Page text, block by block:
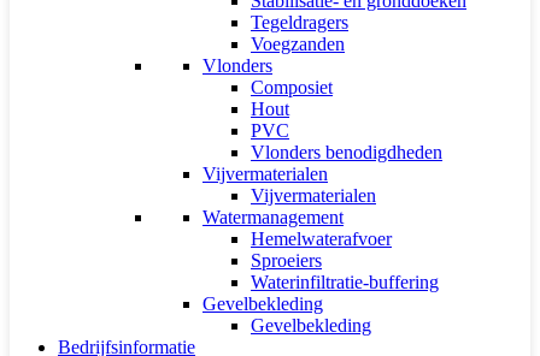
Tegeldragers
Voegzanden
Vlonders
Composiet
Hout
PVC
Vlonders benodigdheden
Vijvermaterialen
Vijvermaterialen
Watermanagement
Hemelwaterafvoer
Sproeiers
Waterinfiltratie-buffering
Gevelbekleding
Gevelbekleding
Bedrijfsinformatie